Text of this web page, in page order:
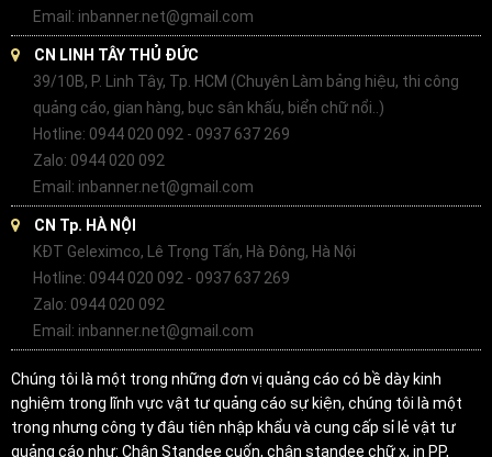
Email: inbanner.net@gmail.com
CN LINH TÂY THỦ ĐỨC
39/10B, P. Linh Tây, Tp. HCM (Chuyên Làm bảng hiệu, thi công
quảng cáo, gian hàng, bục sân khấu, biển chữ nổi..)
Hotline: 0944 020 092 - 0937 637 269
Zalo: 0944 020 092
Email: inbanner.net@gmail.com
CN Tp. HÀ NỘI
KĐT Geleximco, Lê Trọng Tấn, Hà Đông, Hà Nội
Hotline: 0944 020 092 - 0937 637 269
Zalo: 0944 020 092
Email: inbanner.net@gmail.com
Chúng tôi là một trong những đơn vị quảng cáo có bề dày kinh
nghiệm trong lĩnh vực vật tư quảng cáo sự kiện, chúng tôi là một
trong nhưng công ty đâu tiên nhập khẩu và cung cấp sỉ lẻ vật tư
quảng cáo như: Chân Standee cuốn, chân standee chữ x, in PP,